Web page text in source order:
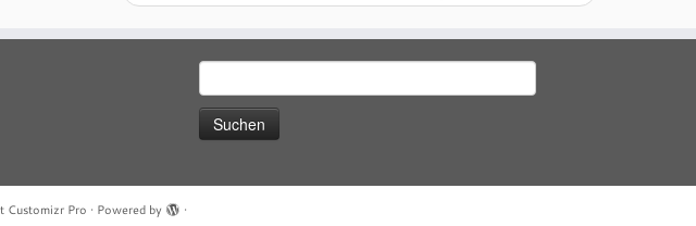
nach:
Customizr Pro · Powered by ·